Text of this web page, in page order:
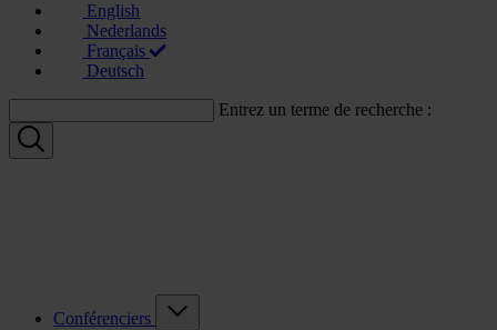
English
Nederlands
Français
Deutsch
Entrez un terme de recherche :
Conférenciers